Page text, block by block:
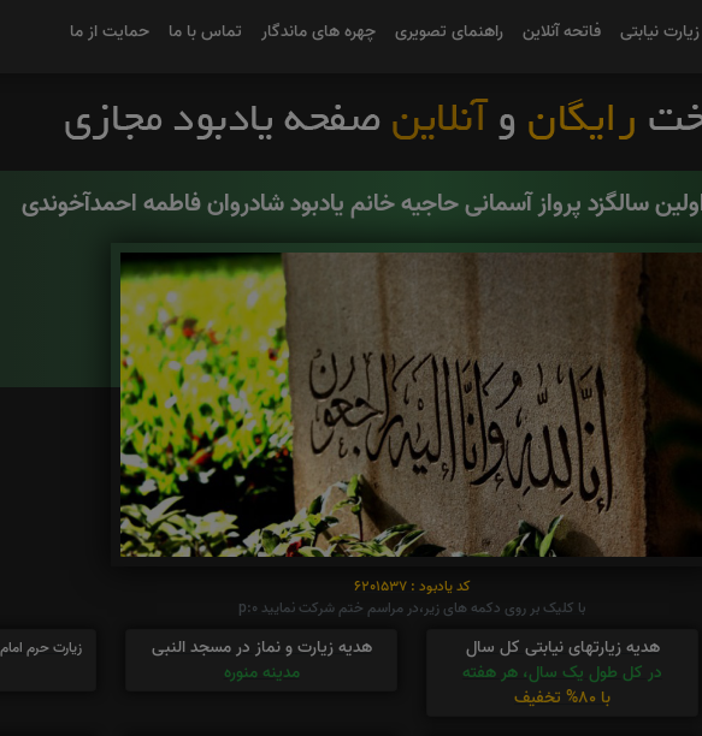
زیارت نیابتی فاتحه آنلاین راهنمای تصویری چهره های ماندگار تماس با ما حمایت از ما
سالگزد پرواز آسمانی حاجیه خانم یادبود شادروان فاطمه احمدآخوندی
کد یادبود : 6201537
با کلیک بر روی دکمه های زیر،در مراسم ختم شرکت نمایید p:0
هدیه زیارتهای نیابتی کل سال
در کل طول یک سال، هر هفته
با 80% تخفیف
هدیه زیارت و نماز در مسجد النبی
مدینه منوره
زیارت حرم